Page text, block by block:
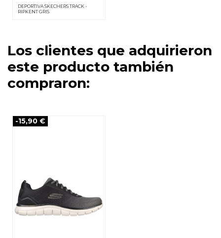
DEPORTIVA SKECHERS TRACK -
RIPKENT GRIS
Los clientes que adquirieron
este producto también
compraron:
-15,90 €